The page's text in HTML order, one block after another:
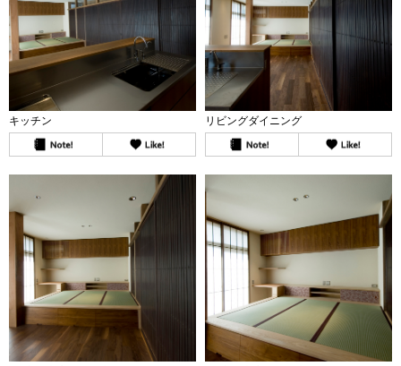
キッチン リビングダイニング